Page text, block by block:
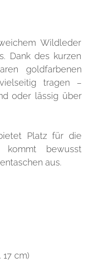
Wildleder
Dank des kurzen
goldfarbenen
tragen –
oder lässig über
Platz für die
kommt bewusst
aus.
17 cm)